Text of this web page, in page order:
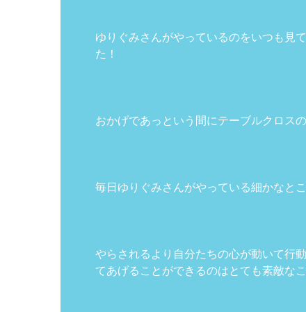
ゆりぐみさんがやっているのをいつも見
た！
おかげであっという間にテーブルクロス
毎日ゆりぐみさんがやっている細かなと
やらされるより自分たちの心が動いて行
てあげることができるのはとても素敵な